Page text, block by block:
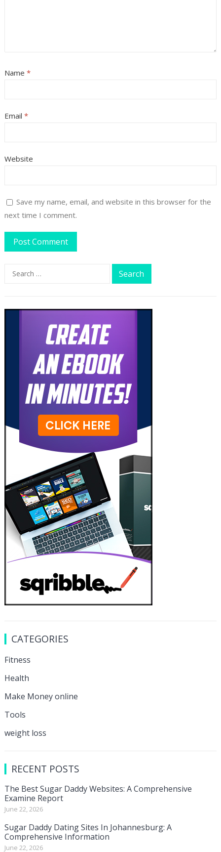
Name *
Email *
Website
Save my name, email, and website in this browser for the
next time I comment.
Search
CATEGORIES
Fitness
Health
Make Money online
Tools
weight loss
RECENT POSTS
The Best Sugar Daddy Websites: A Comprehensive
Examine Report
June 22, 2026
Sugar Daddy Dating Sites In Johannesburg: A
Comprehensive Information
June 22, 2026